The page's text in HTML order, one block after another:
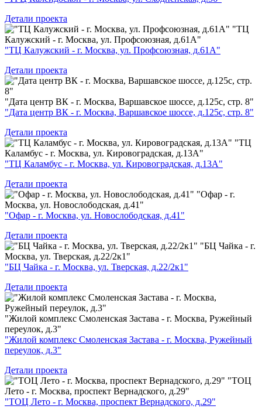
Детали проекта
"ТЦ
Калужский - г. Москва, ул. Профсоюзная, д.61А"
"ТЦ Калужский - г. Москва, ул. Профсоюзная, д.61А"
Детали проекта
"Дата центр ВК - г. Москва, Варшавское шоссе, д.125с, стр. 8"
"Дата центр ВК - г. Москва, Варшавское шоссе, д.125с, стр. 8"
Детали проекта
"ТЦ
Каламбус - г. Москва, ул. Кировоградская, д.13А"
"ТЦ Каламбус - г. Москва, ул. Кировоградская, д.13А"
Детали проекта
"Офар - г.
Москва, ул. Новослободская, д.41"
"Офар - г. Москва, ул. Новослободская, д.41"
Детали проекта
"БЦ Чайка - г.
Москва, ул. Тверская, д.22/2к1"
"БЦ Чайка - г. Москва, ул. Тверская, д.22/2к1"
Детали проекта
"Жилой комплекс Смоленская Застава - г. Москва, Ружейный
переулок, д.3"
"Жилой комплекс Смоленская Застава - г. Москва, Ружейный
переулок, д.3"
Детали проекта
"ТОЦ
Лето - г. Москва, проспект Вернадского, д.29"
"ТОЦ Лето - г. Москва, проспект Вернадского, д.29"